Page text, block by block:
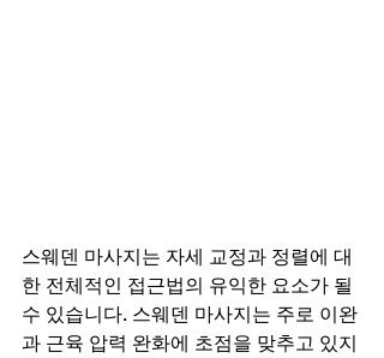
스웨덴 마사지는 자세 교정과 정렬에 대
한 전체적인 접근법의 유익한 요소가 될
수 있습니다. 스웨덴 마사지는 주로 이완
과 근육 압력 완화에 초점을 맞추고 있지